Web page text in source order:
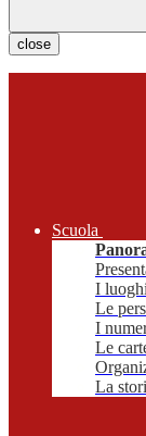
close
Scuola
I luoghi
Le
I
Le
La